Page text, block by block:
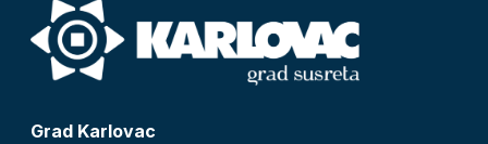
Grad Karlovac